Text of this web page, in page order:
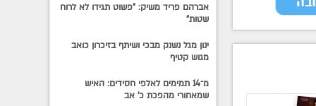
אברהם פריד משיק: "פשוט תגידו לא לרוח
שטות"
ינון מגל נשנק מבכי ושיתף בזיכרון כואב
מגוש קטיף
מ־14 תמימים לאלפי חסידים: האיש
שמאחורי מהפכת כ׳ אב